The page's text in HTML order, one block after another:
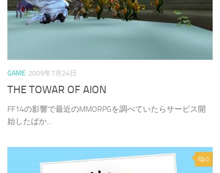
GAME 2009年7月24日
THE TOWAR OF AION
FF14の影響で最近のMMORPGを調べていたらサービス開
始したばか...
0